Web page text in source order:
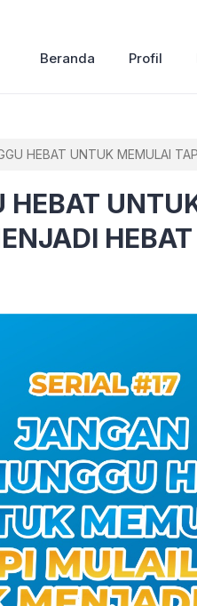
Beranda Profil
HEBAT UNTUK MEMULAI
HEBAT
HEBAT